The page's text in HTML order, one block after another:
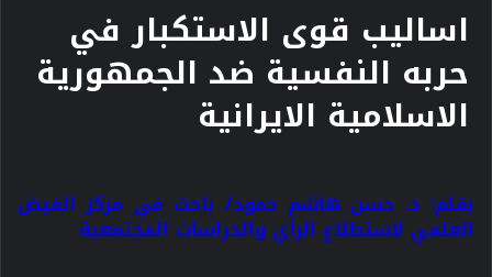
اساليب قوى الاستكبار في
حربه النفسية ضد الجمهورية
الاسلامية الايرانية
بقلم: د. حسن هاشم حمود/ باحث في مركز الفيض
العلمي لاستطلاع الرأي والدراسات المجتمعية